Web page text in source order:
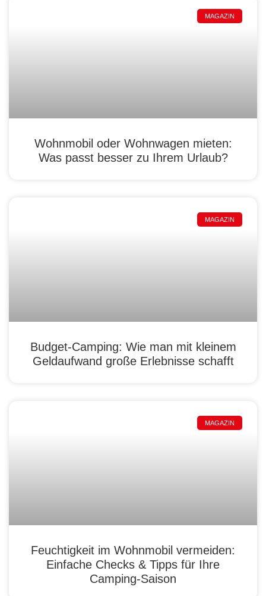
MAGAZIN
Wohnmobil oder Wohnwagen mieten:
Was passt besser zu Ihrem Urlaub?
MAGAZIN
Budget-Camping: Wie man mit kleinem
Geldaufwand große Erlebnisse schafft
MAGAZIN
Feuchtigkeit im Wohnmobil vermeiden:
Einfache Checks & Tipps für Ihre
Camping-Saison